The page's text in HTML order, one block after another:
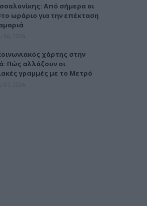
Από σήμερα οι
ωράριο για την επέκταση
χάρτης στην
Πώς αλλάζουν οι
γραμμές με το Μετρό